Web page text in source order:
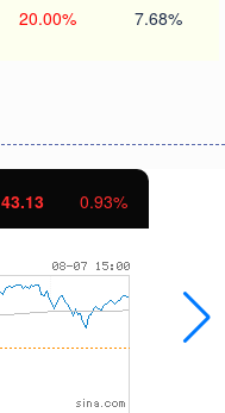
20.00% 7.68%
43.13 0.93%